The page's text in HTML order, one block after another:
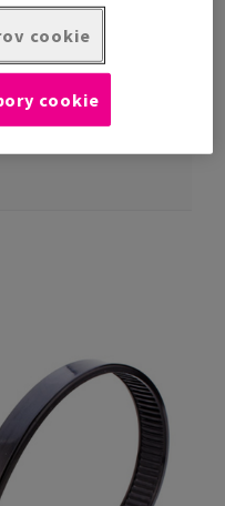
cookie
cookie